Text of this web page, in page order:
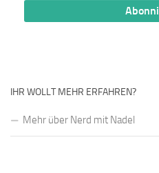
IHR WOLLT MEHR ERFAHREN?
Mehr über Nerd mit Nadel